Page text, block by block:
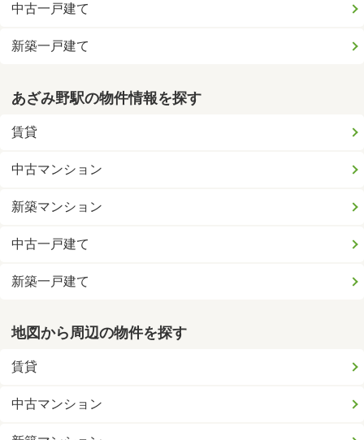
中古一戸建て
新築一戸建て
あざみ野駅の物件情報を探す
賃貸
中古マンション
新築マンション
中古一戸建て
新築一戸建て
地図から周辺の物件を探す
賃貸
中古マンション